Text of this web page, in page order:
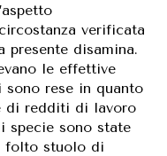
verificata
disamina.
le effettive
rese in quanto
di redditi di lavoro
specie sono state
folto stuolo di